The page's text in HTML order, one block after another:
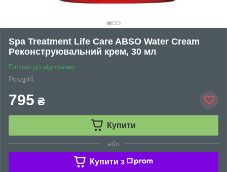
Spa Treatment Life Care ABSO Water Cream
Реконструювальний крем, 30 мл
Готово до відправки
Роздріб
795 ₴
Купити
або
Купити з